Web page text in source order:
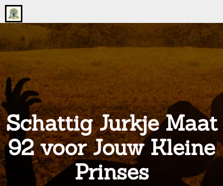
Go
to
home
page
onsgrotegezin.nl
Schattig Jurkje Maat
92 voor Jouw Kleine
Prinses